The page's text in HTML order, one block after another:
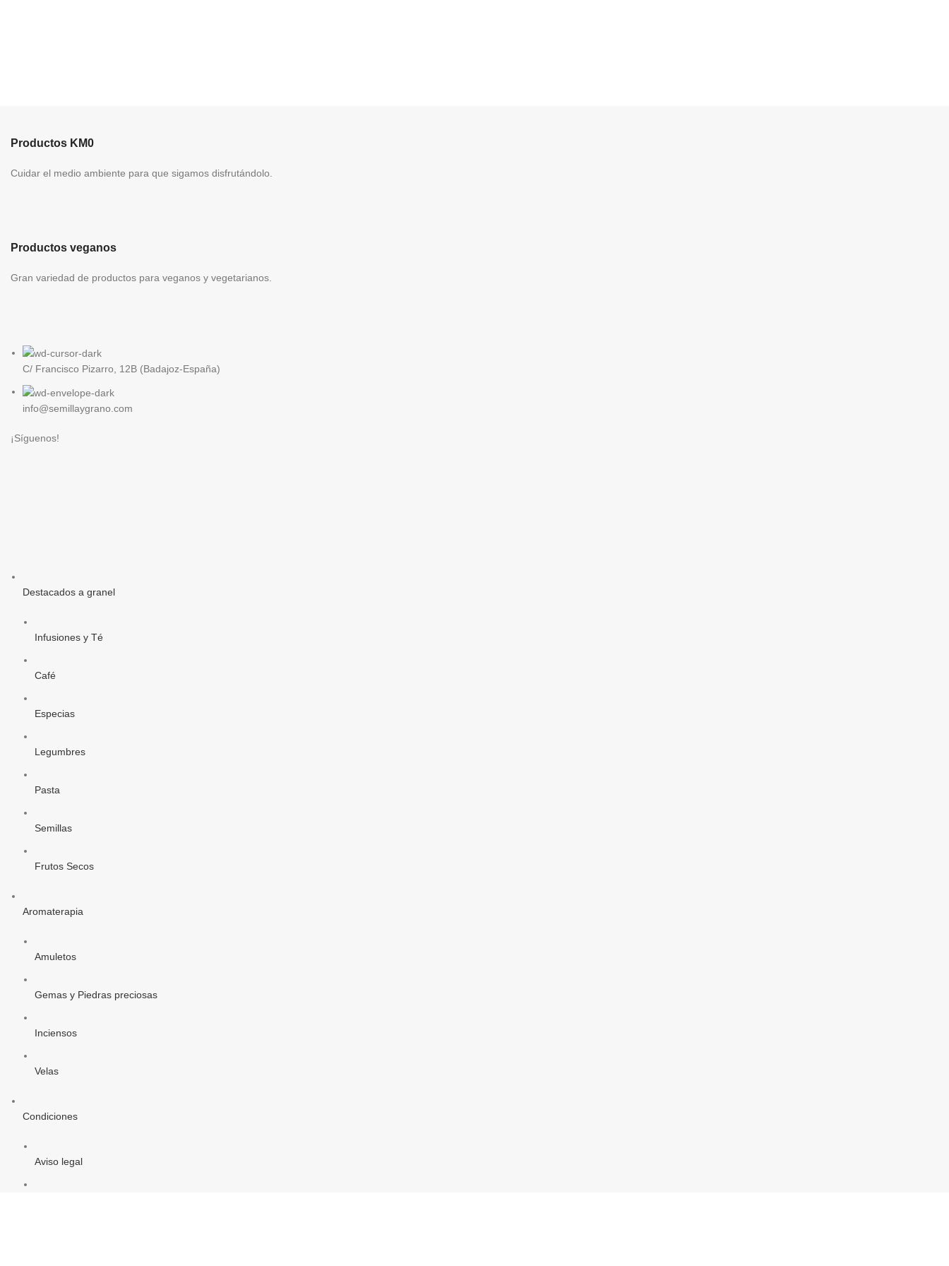
Productos KM0
Cuidar el medio ambiente para que sigamos disfrutándolo.
Productos veganos
Gran variedad de productos para veganos y vegetarianos.
C/ Francisco Pizarro, 12B (Badajoz-España)
info@semillaygrano.com
¡Síguenos!
Destacados a granel
Infusiones y Té
Café
Especias
Legumbres
Pasta
Semillas
Frutos Secos
Aromaterapia
Amuletos
Gemas y Piedras preciosas
Inciensos
Velas
Condiciones
Aviso legal